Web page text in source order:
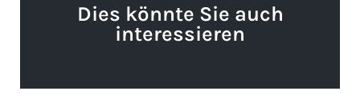
Dies könnte Sie auch
interessieren